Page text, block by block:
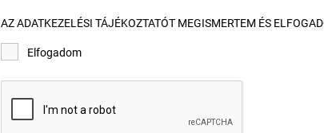
AZ ADATKEZELÉSI TÁJÉKOZTATÓT MEGISMERTEM ÉS
Elfogadom